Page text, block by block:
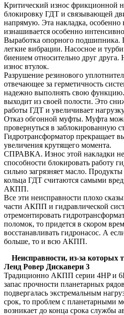
Критический износ фрикционной
блокировку ГДТ и связывающей
напрямую. Эта накладка,
изнашивается особенно
Выработка опорного подшипника.
легкие вибрации. Насосное и
биением относительно друг друга.
износ втулок.
Разрушение резинового
отвечающее за герметичность
надежно выполнять свою функцию.
выходит из своей полости. Это
работы ГДТ и увеличивает
Отказ обгонной муфты. Муфта
провернуться в заблокированную
Гидротрансформатор прекращает
увеличения крутящего момента.
СПРАВКА. Износ этой накладки не
способности блокировать работу
сильно загрязняет масло.
кольца ГДТ считаются самыми
АКПП.
Все эти неисправности плохо
части АКПП и гидравлической
отремонтировать
поломок, то придется в скором
восстанавливать гидронасос. А
больше, то и всю АКПП.
Неисправности, из-за которых
Ленд Ровер Дискавери 3
Традиционно АКПП серии 4HP и
запас прочности планетарных
подвергалась экстремальным
срок, то проблем с планетарными
возникает до конца срока службы